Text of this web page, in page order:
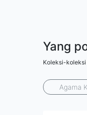
Yang
Koleksi-koleksi
Agama